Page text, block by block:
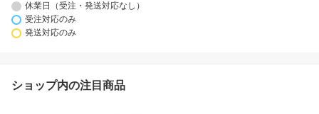
休業日（受注・発送対応なし）
受注対応のみ
発送対応のみ
ショップ内の注目商品